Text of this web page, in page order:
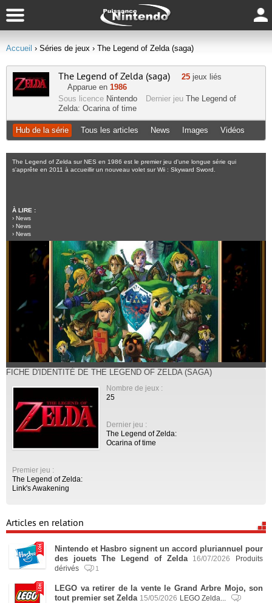
Accueil › Séries de jeux › The Legend of Zelda (saga)
The Legend of Zelda (saga) 25 jeux liés
Apparue en 1986
Sous licence Nintendo Dernier jeu The Legend of
Zelda: Ocarina of time
Hub de la série Tous les articles News Images Vidéos
The Legend of Zelda sur NES en 1986 est le premier jeu d'une longue série qui
s'apprête en 2011 à accueillir un nouveau volet sur Wii : Skyward Sword.
À LIRE :
› News
› News
› News
FICHE D'IDENTITÉ DE THE LEGEND OF ZELDA (SAGA)
Nombre de jeux :
25
Dernier jeu :
The Legend of Zelda:
Ocarina of time
Premier jeu :
The Legend of Zelda:
Link's Awakening
Articles en relation
Nintendo et Hasbro signent un accord pluriannuel pour
des jouets The Legend of Zelda
16/07/2026
Produits
dérivés
1
LEGO va retirer de la vente le Grand Arbre Mojo, son
tout premier set Zelda 15/05/2026 LEGO Zelda...